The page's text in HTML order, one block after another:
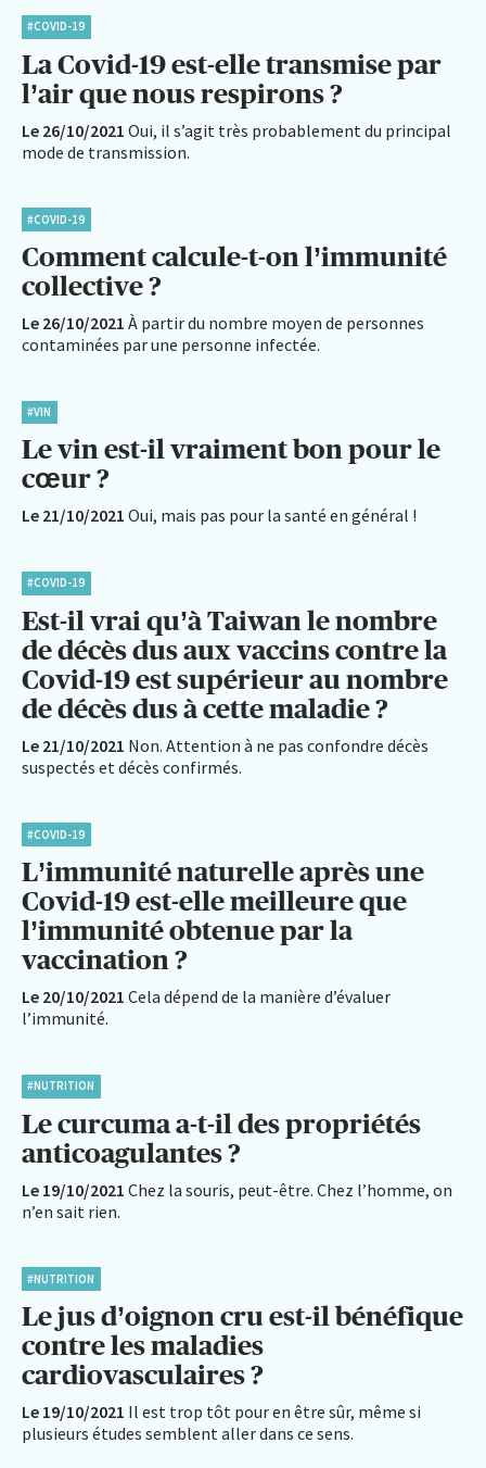
#COVID-19
La Covid-19 est-elle transmise par
l’air que nous respirons ?
Le 26/10/2021 Oui, il s’agit très probablement du principal
mode de transmission.
#COVID-19
Comment calcule-t-on l’immunité
collective ?
Le 26/10/2021 À partir du nombre moyen de personnes
contaminées par une personne infectée.
#VIN
Le vin est-il vraiment bon pour le
cœur ?
Le 21/10/2021 Oui, mais pas pour la santé en général !
#COVID-19
Est-il vrai qu’à Taiwan le nombre
de décès dus aux vaccins contre la
Covid-19 est supérieur au nombre
de décès dus à cette maladie ?
Le 21/10/2021 Non. Attention à ne pas confondre décès
suspectés et décès confirmés.
#COVID-19
L’immunité naturelle après une
Covid-19 est-elle meilleure que
l’immunité obtenue par la
vaccination ?
Le 20/10/2021 Cela dépend de la manière d’évaluer
l’immunité.
#NUTRITION
Le curcuma a-t-il des propriétés
anticoagulantes ?
Le 19/10/2021 Chez la souris, peut-être. Chez l’homme, on
n’en sait rien.
#NUTRITION
Le jus d’oignon cru est-il bénéfique
contre les maladies
cardiovasculaires ?
Le 19/10/2021 Il est trop tôt pour en être sûr, même si
plusieurs études semblent aller dans ce sens.